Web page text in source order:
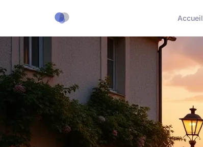
Accueil